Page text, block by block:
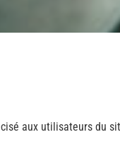
aux utilisateurs du